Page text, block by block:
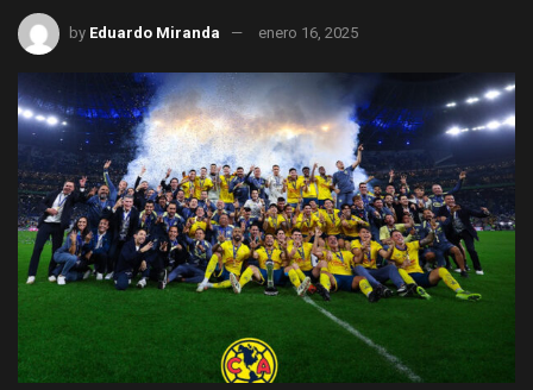
by Eduardo Miranda enero 16, 2025